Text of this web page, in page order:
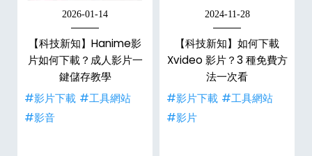
2026-01-14
【科技新知】Hanime影
片如何下載？成人影片一
鍵儲存教學
#影片下載 #工具網站
#影音
2024-11-28
【科技新知】如何下載
Xvideo 影片？3 種免費方
法一次看
#影片下載 #工具網站
#影片